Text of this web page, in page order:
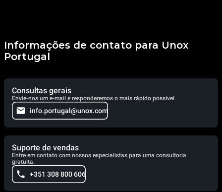
Informações de contato para Unox
Portugal
Consultas gerais
Envie-nos um e-mail e responderemos o mais rápido possível.
info.portugal@unox.com
Suporte de vendas
Entre em contato com nossos especialistas para uma consultoria
gratuita.
+351 308 800 606